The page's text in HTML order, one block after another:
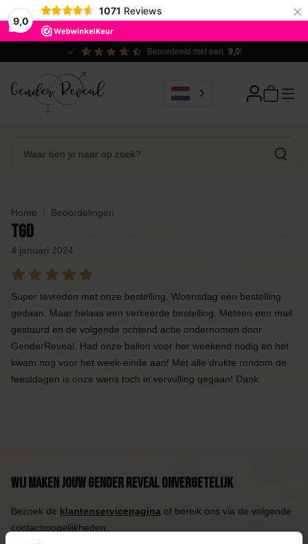
9,0
1071 Reviews ×
Beoordeeld met een 9,0!
Home Beoordelingen
TGD
4 januari 2024
Super tevreden met onze bestelling. Woensdag een bestelling
gedaan. Maar helaas een verkeerde bestelling. Meteen een mail
gestuurd en de volgende ochtend actie ondernomen door
GenderReveal. Had onze ballon voor her weekend nodig en het
kwam nog voor het week-einde aan! Met alle drukte rondom de
feestdagen is onze wens toch in vervulling gegaan! Dank.
Wij maken jouw Gender Reveal onvergetelijk
Bezoek de klantenservicepagina of bereik ons via de volgende
contactmogelijkheden.